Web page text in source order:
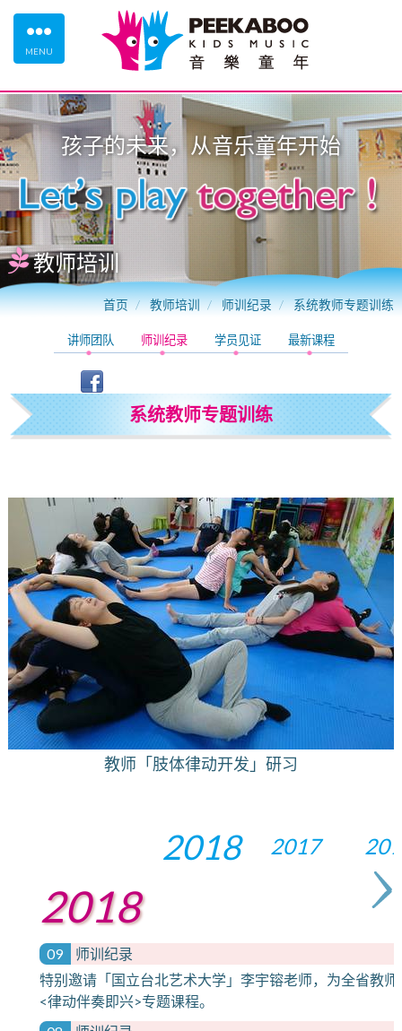
MENU
孩子的未来，从音乐童年开始
首页 教师培训 师训纪录 系统教师专题训练
教师培训
讲师团队 师训纪录 学员见证 最新课程
系统教师专题训练
教师「肢体律动开发」研习
2018 2017
2018
09
师训纪录
特别邀请「国立台北艺术大学」李宇镕老师，为全省教师
<律动伴奏即兴>专题课程。